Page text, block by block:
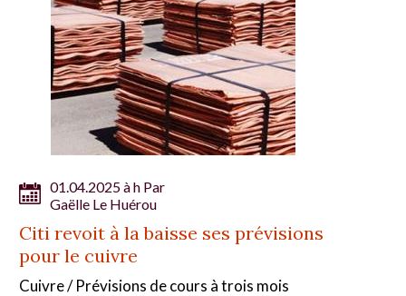
01.04.2025 à h Par
Gaëlle Le Huérou
Citi revoit à la baisse ses prévisions
pour le cuivre
Cuivre / Prévisions de cours à trois mois